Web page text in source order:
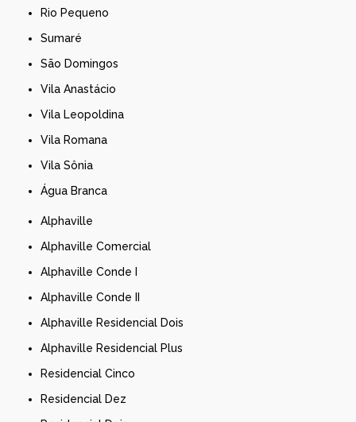
Rio Pequeno
Sumaré
São Domingos
Vila Anastácio
Vila Leopoldina
Vila Romana
Vila Sônia
Água Branca
Alphaville
Alphaville Comercial
Alphaville Conde I
Alphaville Conde II
Alphaville Residencial Dois
Alphaville Residencial Plus
Residencial Cinco
Residencial Dez